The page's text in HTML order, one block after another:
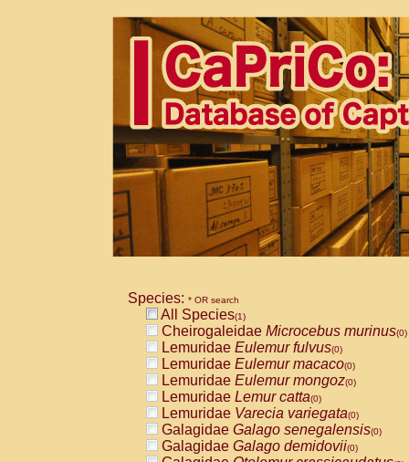
Species: * OR search
All Species(1)
Cheirogaleidae Microcebus murinus(0)
Lemuridae Eulemur fulvus(0)
Lemuridae Eulemur macaco(0)
Lemuridae Eulemur mongoz(0)
Lemuridae Lemur catta(0)
Lemuridae Varecia variegata(0)
Galagidae Galago senegalensis(0)
Galagidae Galago demidovii(0)